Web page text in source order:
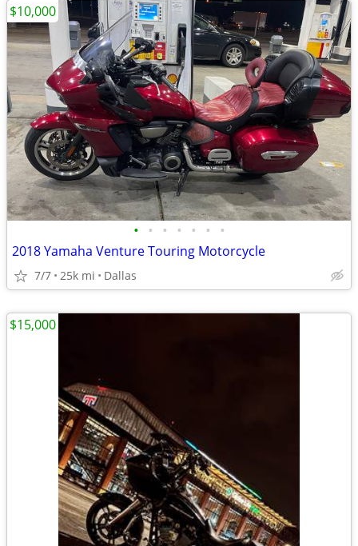
• • • • • • •
2018 Yamaha Venture Touring Motorcycle
7/7 25k mi Dallas
$10,000
$15,000